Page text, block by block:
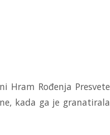
Hram Rođenja Presvete
kada ga je granatirala